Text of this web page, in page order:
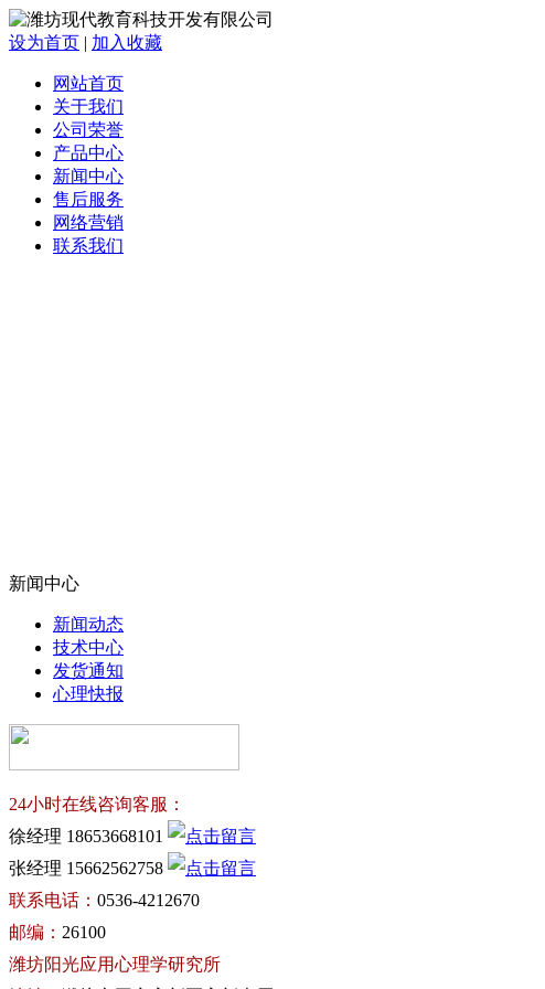
设为首页 | 加入收藏
网站首页
关于我们
公司荣誉
产品中心
新闻中心
售后服务
网络营销
联系我们
新闻中心
新闻动态
技术中心
发货通知
心理快报
24小时在线咨询客服：
徐经理 18653668101
张经理 15662562758
联系电话： 0536-4212670
邮编： 26100
潍坊阳光应用心理学研究所